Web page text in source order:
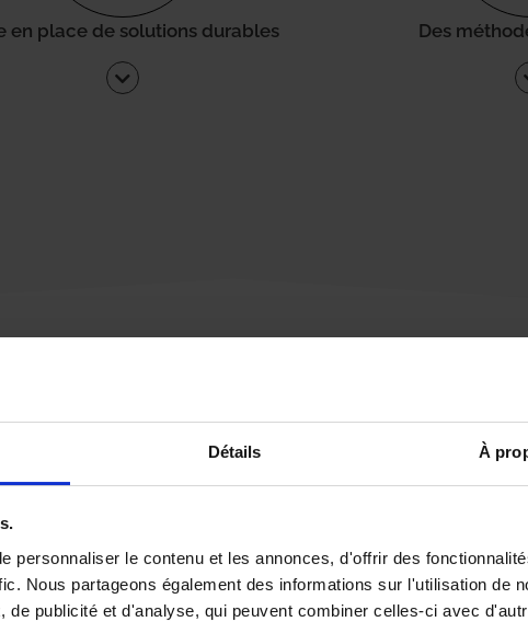
Détails À
personnaliser le contenu et les annonces, d'offrir des
Nous partageons également des informations sur l'utilisation de
de publicité et d'analyse, qui peuvent combiner celles-ci avec
en place de solutions durables Des
Une urgence ?
Vous souhaitez être